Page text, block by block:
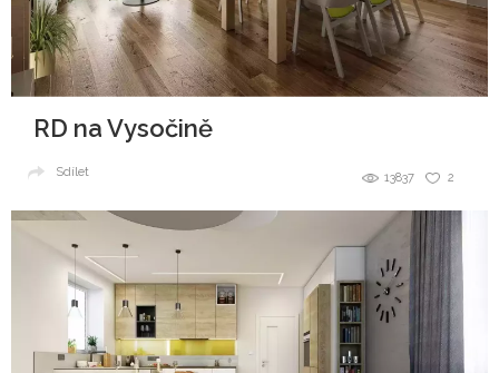
RD na Vysočině
2
13837
Sdílet